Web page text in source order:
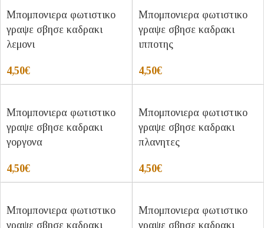
Μπομπονιερα φωτιστικο
γραψε σβησε καδρακι
λεμονι
4,50€
Μπομπονιερα φωτιστικο
γραψε σβησε καδρακι
ιπποτης
4,50€
Μπομπονιερα φωτιστικο
γραψε σβησε καδρακι
γοργονα
4,50€
Μπομπονιερα φωτιστικο
γραψε σβησε καδρακι
πλανητες
4,50€
Μπομπονιερα φωτιστικο
γραψε σβησε καδρακι
Μπομπονιερα φωτιστικο
γραψε σβησε καδρακι